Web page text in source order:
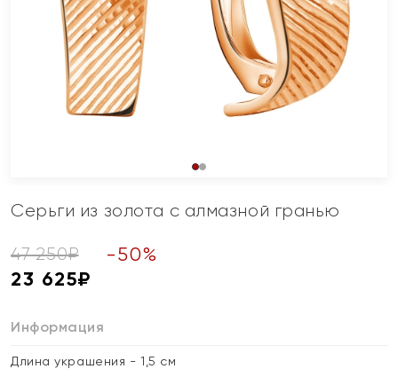
Серьги из золота с алмазной гранью
47 250₽ -50%
23 625₽
Информация
Длина украшения - 1,5 см